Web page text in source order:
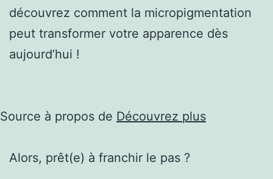
découvrez comment la micropigmentation
peut transformer votre apparence dès
aujourd’hui !
Source à propos de Découvrez plus
Alors, prêt(e) à franchir le pas ?